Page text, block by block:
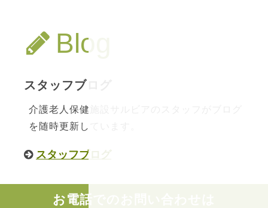
お電話でのお問い合わせは
Blog
スタッフブログ
介護老人保健施設サルビアのスタッフがブログ
を随時更新しています。
スタッフブログ